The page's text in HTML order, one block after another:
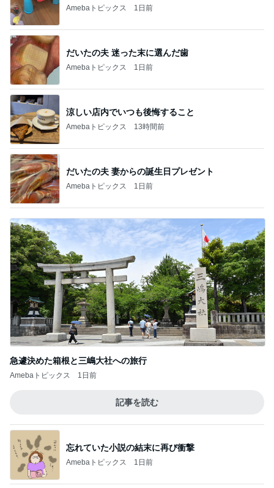
Amebaトピックス 1日前
だいたの夫 迷った末に選んだ歯
Amebaトピックス 1日前
涼しい店内でいつも後悔すること
Amebaトピックス 13時間前
だいたの夫 妻からの誕生日プレゼント
Amebaトピックス 1日前
急遽決めた箱根と三嶋大社への旅行
Amebaトピックス 1日前
記事を読む
忘れていた小説の結末に再び衝撃
Amebaトピックス 1日前